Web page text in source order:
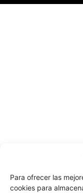
Para ofrecer las
cookies para